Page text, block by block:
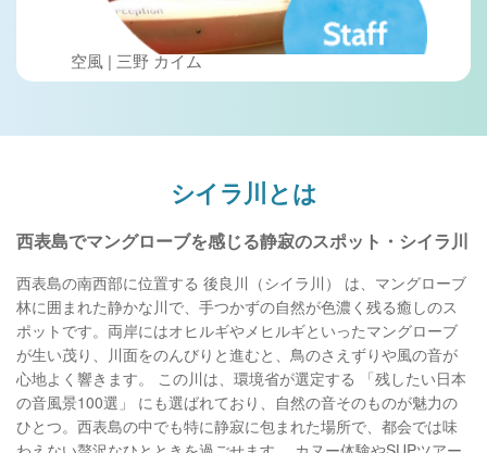
空風 | 三野 カイム
シイラ川とは
西表島でマングローブを感じる静寂のスポット・シイラ川
西表島の南西部に位置する 後良川（シイラ川） は、マングローブ
林に囲まれた静かな川で、手つかずの自然が色濃く残る癒しのス
ポットです。両岸にはオヒルギやメヒルギといったマングローブ
が生い茂り、川面をのんびりと進むと、鳥のさえずりや風の音が
心地よく響きます。 この川は、環境省が選定する 「残したい日本
の音風景100選」 にも選ばれており、自然の音そのものが魅力の
ひとつ。西表島の中でも特に静寂に包まれた場所で、都会では味